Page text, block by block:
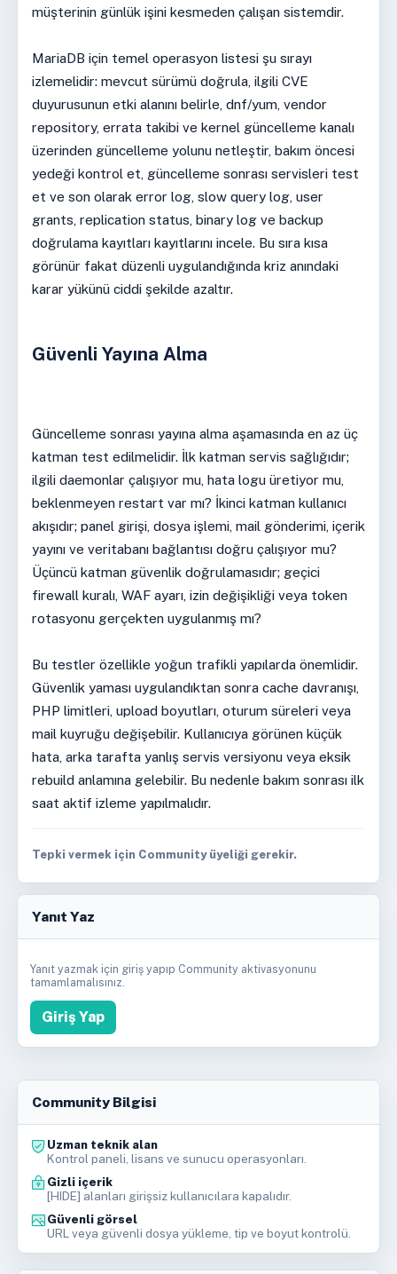
müşterinin günlük işini kesmeden çalışan sistemdir.
MariaDB için temel operasyon listesi şu sırayı
izlemelidir: mevcut sürümü doğrula, ilgili CVE
duyurusunun etki alanını belirle, dnf/yum, vendor
repository, errata takibi ve kernel güncelleme kanalı
üzerinden güncelleme yolunu netleştir, bakım öncesi
yedeği kontrol et, güncelleme sonrası servisleri test
et ve son olarak error log, slow query log, user
grants, replication status, binary log ve backup
doğrulama kayıtları kayıtlarını incele. Bu sıra kısa
görünür fakat düzenli uygulandığında kriz anındaki
karar yükünü ciddi şekilde azaltır.
Güvenli Yayına Alma
Güncelleme sonrası yayına alma aşamasında en az üç
katman test edilmelidir. İlk katman servis sağlığıdır;
ilgili daemonlar çalışıyor mu, hata logu üretiyor mu,
beklenmeyen restart var mı? İkinci katman kullanıcı
akışıdır; panel girişi, dosya işlemi, mail gönderimi, içerik
yayını ve veritabanı bağlantısı doğru çalışıyor mu?
Üçüncü katman güvenlik doğrulamasıdır; geçici
firewall kuralı, WAF ayarı, izin değişikliği veya token
rotasyonu gerçekten uygulanmış mı?
Bu testler özellikle yoğun trafikli yapılarda önemlidir.
Güvenlik yaması uygulandıktan sonra cache davranışı,
PHP limitleri, upload boyutları, oturum süreleri veya
mail kuyruğu değişebilir. Kullanıcıya görünen küçük
hata, arka tarafta yanlış servis versiyonu veya eksik
rebuild anlamına gelebilir. Bu nedenle bakım sonrası ilk
saat aktif izleme yapılmalıdır.
Tepki vermek için Community üyeliği gerekir.
Yanıt Yaz
Yanıt yazmak için giriş yapıp Community aktivasyonunu
tamamlamalısınız.
Giriş Yap
Community Bilgisi
Uzman teknik alan
Kontrol paneli, lisans ve sunucu operasyonları.
Gizli içerik
[HIDE] alanları girişsiz kullanıcılara kapalıdır.
Güvenli görsel
URL veya güvenli dosya yükleme, tip ve boyut kontrolü.